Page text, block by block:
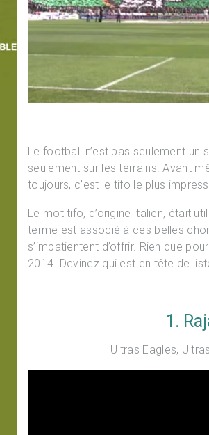
Le football n’est pas seulement un
seulement sur les terrains. Avant
toujours, c’est le tifo le plus
Le mot tifo, d’origine italien, était
terme est associé à ces belles
s’impatientent d’offrir. Rien que
2014. Devinez qui est en tête de
1.
Ultras Eagles,